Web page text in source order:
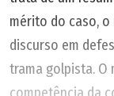
mérito do caso,
discurso em
trama golpista. O